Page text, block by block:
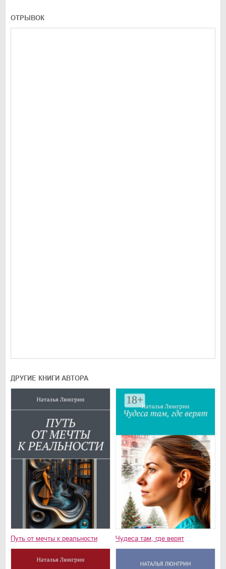
ОТРЫВОК
ДРУГИЕ КНИГИ АВТОРА
Путь от мечты к реальности Чудеса там, где верят